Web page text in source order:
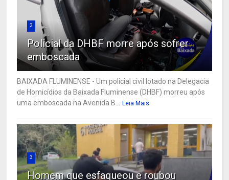
2
Policial da DHBF morre após sofrer
emboscada
BAIXADA FLUMINENSE - Um policial civil lotado na Delegacia
de Homicídios da Baixada Fluminense (DHBF) morreu após
uma emboscada na Avenida B...
Leia Mais
3
Homem que esfaqueou e roubou